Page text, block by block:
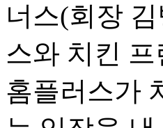
너스(회장
스와 치킨
홈플러스가